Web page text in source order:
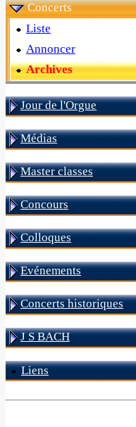
Concerts
Liste
Annoncer
Archives
Jour de l'Orgue
Médias
Master classes
Concours
Colloques
Evénements
Concerts historiques
J S BACH
Liens